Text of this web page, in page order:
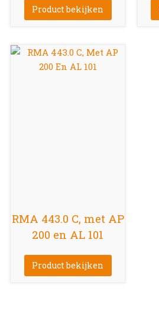
Product bekijken
RMA 443.0 C, met AP
200 en AL 101
Product bekijken